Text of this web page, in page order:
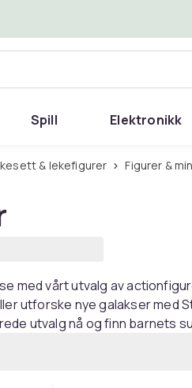
Spill Elektronikk
& lekefigurer Figurer &
med vårt utvalg av
utforske nye galakser med
utvalg nå og finn barnets